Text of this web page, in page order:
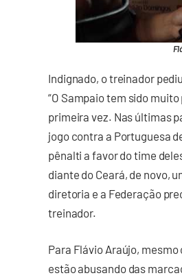
Indignado, o treinador
“O Sampaio tem sido
primeira vez. Nas últimas
jogo contra a Portuguesa
pênalti a favor do time
diante do Ceará, de novo,
diretoria e a Federação
treinador.
Para Flávio Araújo,
estão abusando das